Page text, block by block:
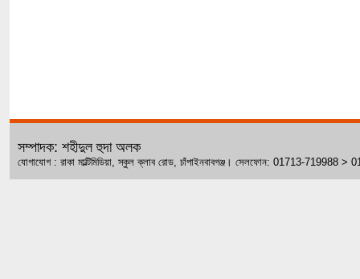
সম্পাদক: শহীদুল হুদা অলক
যোগাযোগ : রাকা মাল্টিমিডিয়া, স্কুল ক্লাব রোড, চাঁপাইনবাবগঞ্জ। সেলফোন: 01713-